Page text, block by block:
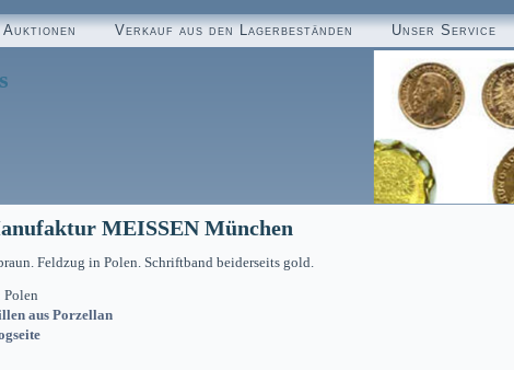
Auktionen Verkauf aus den Lagerbeständen Unser Service
MEISSEN München
Feldzug in Polen. Schriftband beiderseits gold.
aus Porzellan